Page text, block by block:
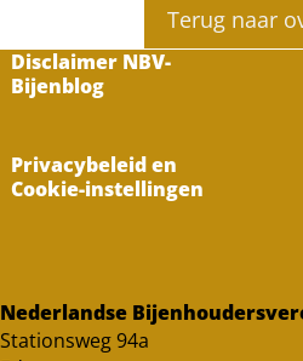
Terug naar
Disclaimer NBV-
Bijenblog
Privacybeleid en
Cookie-instellingen
Nederlandse
Stationsweg 94a